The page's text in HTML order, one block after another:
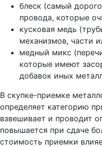
блеск (самый
провода, которые
кусковая медь
механизмов, части
медный микс
которые имеют
добавок иных
В скупке-приемке
определяет категорию
взвешивает и проводит
повышается при сдаче
стоимость приемки